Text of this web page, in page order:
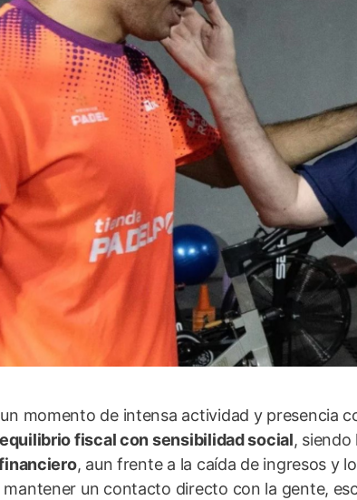
momento de intensa actividad y presencia
equilibrio fiscal con sensibilidad social, siendo
, aun frente a la caída de ingresos y
un contacto directo con la gente,